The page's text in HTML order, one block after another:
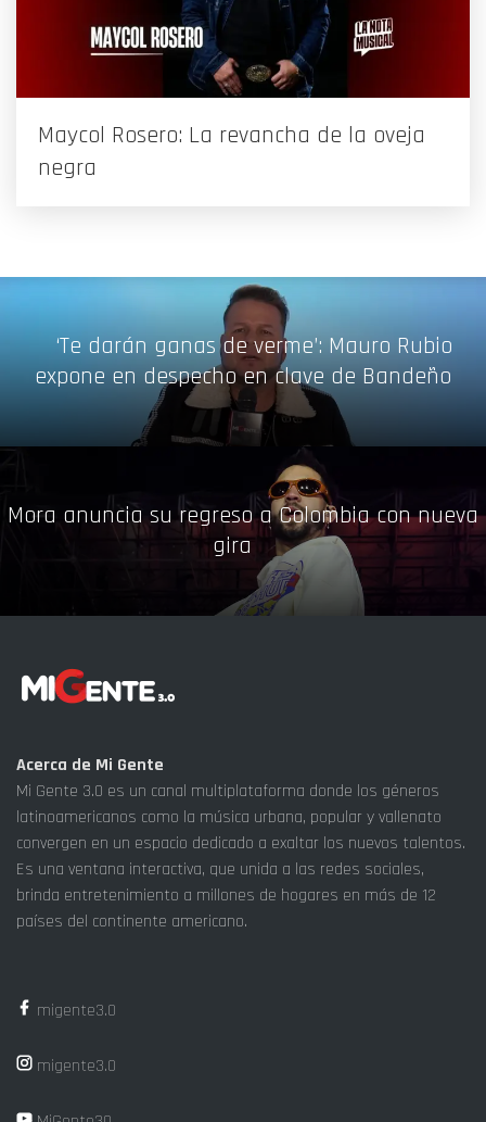
Maycol Rosero: La revancha de la oveja
negra
‘Te darán ganas de verme’: Mauro Rubio
expone en despecho en clave de Bandeño
Mora anuncia su regreso a Colombia con nueva
gira
Acerca de Mi Gente
Mi Gente 3.0 es un canal multiplataforma donde los géneros
latinoamericanos como la música urbana, popular y vallenato
convergen en un espacio dedicado a exaltar los nuevos talentos.
Es una ventana interactiva, que unida a las redes sociales,
brinda entretenimiento a millones de hogares en más de 12
países del continente americano.
migente3.0
migente3.0